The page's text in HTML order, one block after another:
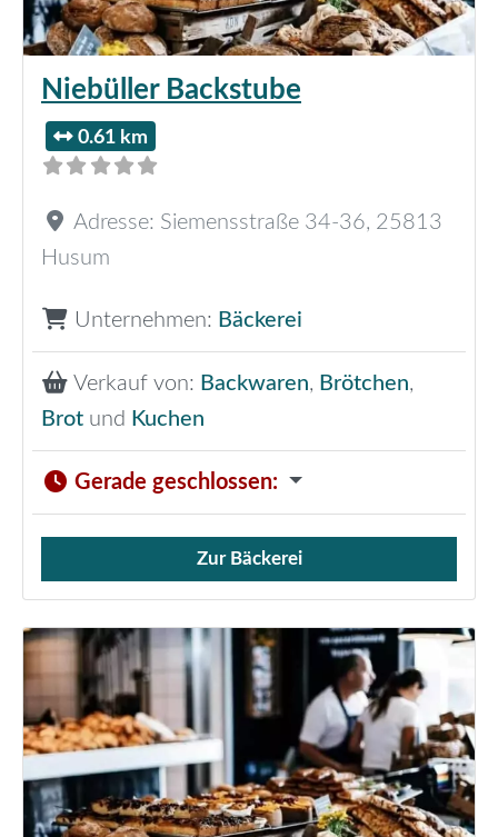
Niebüller Backstube
0.61 km
Adresse: Siemensstraße 34-36, 25813
Husum
Unternehmen: Bäckerei
Verkauf von: Backwaren, Brötchen,
Brot und Kuchen
Gerade geschlossen:
Verkauf von Brötchen,
Zur Bäckerei